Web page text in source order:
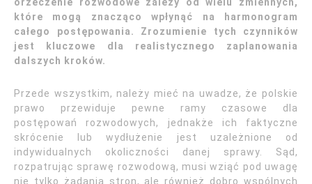
które mogą znacząco wpłynąć na harmonogram
całego postępowania. Zrozumienie tych czynników
jest kluczowe dla realistycznego zaplanowania
dalszych kroków.
Przede wszystkim, należy mieć na uwadze, że polskie
prawo przewiduje pewne ramy czasowe dla
postępowań rozwodowych, jednakże ich faktyczne
skrócenie lub wydłużenie jest uzależnione od
indywidualnych okoliczności danej sprawy. Sąd,
rozpatrując sprawę rozwodową, musi wziąć pod uwagę
nie tylko żądania stron, ale również dobro wspólnych